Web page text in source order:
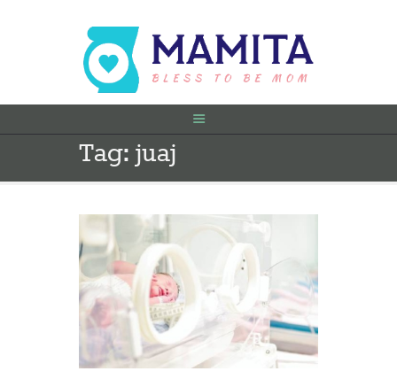
Tag: juaj
FILLIMI
PARA SHTATËZANIE
VITI I PARË
KONTAKT